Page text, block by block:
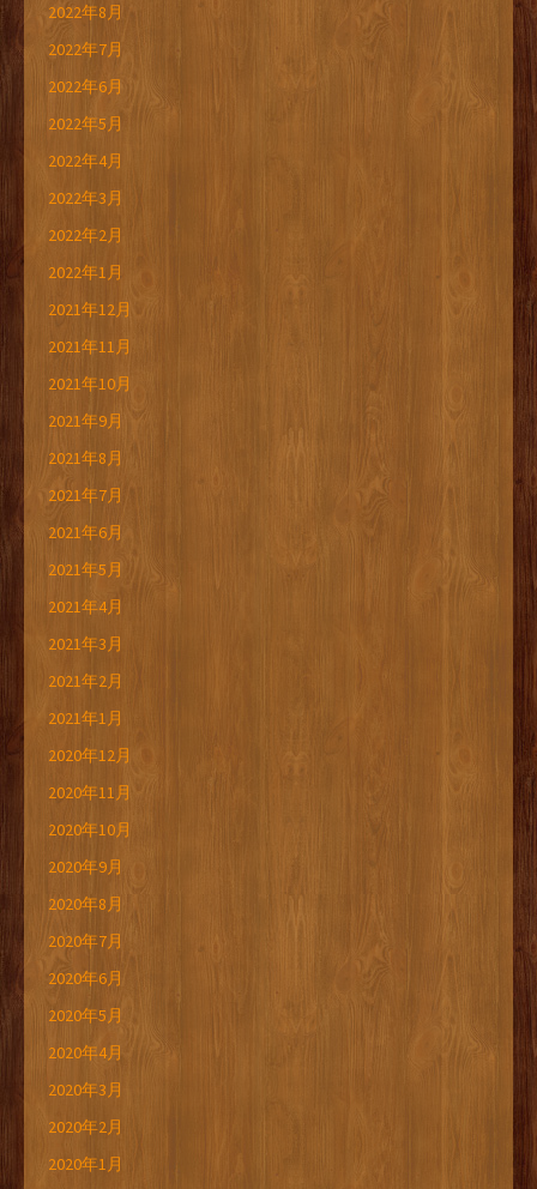
2022年8月
2022年7月
2022年6月
2022年5月
2022年4月
2022年3月
2022年2月
2022年1月
2021年12月
2021年11月
2021年10月
2021年9月
2021年8月
2021年7月
2021年6月
2021年5月
2021年4月
2021年3月
2021年2月
2021年1月
2020年12月
2020年11月
2020年10月
2020年9月
2020年8月
2020年7月
2020年6月
2020年5月
2020年4月
2020年3月
2020年2月
2020年1月